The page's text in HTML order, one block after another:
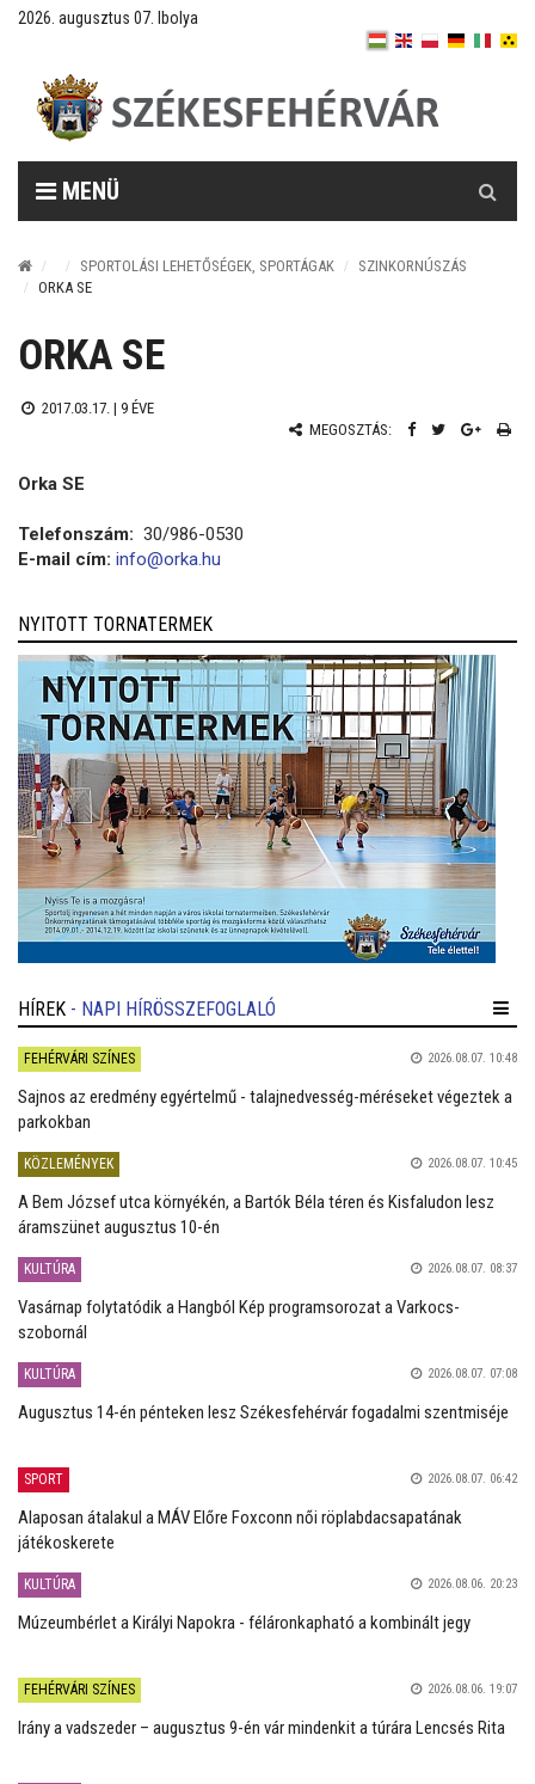
2026. augusztus 07. Ibolya
MENÜ
SPORTOLÁSI LEHETŐSÉGEK, SPORTÁGAK
SZINKORNÚSZÁS
ORKA SE
ORKA SE
2017.03.17. | 9 ÉVE
MEGOSZTÁS:
Orka SE
Telefonszám: 30/986-0530
E-mail cím: info@orka.hu
NYITOTT TORNATERMEK
HÍREK - NAPI HÍRÖSSZEFOGLALÓ
FEHÉRVÁRI SZÍNES 2026.08.07. 10:48
Sajnos az eredmény egyértelmű - talajnedvesség-méréseket végeztek a
parkokban
KÖZLEMÉNYEK 2026.08.07. 10:45
A Bem József utca környékén, a Bartók Béla téren és Kisfaludon lesz
áramszünet augusztus 10-én
KULTÚRA 2026.08.07. 08:37
Vasárnap folytatódik a Hangból Kép programsorozat a Varkocs-
szobornál
KULTÚRA 2026.08.07. 07:08
Augusztus 14-én pénteken lesz Székesfehérvár fogadalmi szentmiséje
SPORT 2026.08.07. 06:42
Alaposan átalakul a MÁV Előre Foxconn női röplabdacsapatának
játékoskerete
KULTÚRA 2026.08.06. 20:23
Múzeumbérlet a Királyi Napokra - féláronkapható a kombinált jegy
FEHÉRVÁRI SZÍNES 2026.08.06. 19:07
Irány a vadszeder – augusztus 9-én vár mindenkit a túrára Lencsés Rita